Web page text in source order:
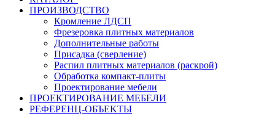
ПРОИЗВОДСТВО
Кромление ЛДСП
Фрезеровка плитных материалов
Дополнительные работы
Присадка (сверление)
Распил плитных материалов (раскрой)
Обработка компакт-плиты
Проектирование мебели
ПРОЕКТИРОВАНИЕ МЕБЕЛИ
РЕФЕРЕНЦ-ОБЪЕKТЫ